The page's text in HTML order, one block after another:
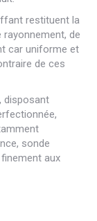
restituent la
de
car uniforme et
de ces
disposant
sonde
aux